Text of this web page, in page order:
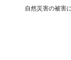
自然災害の被害